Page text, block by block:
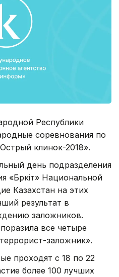
Республики
соревнования по
клинок-2018».
день подразделения
«Бүркіт» Национальной
Казахстан на этих
результат в
заложников.
все четыре
заложник».
проходят с 18 по 22
более 100 лучших